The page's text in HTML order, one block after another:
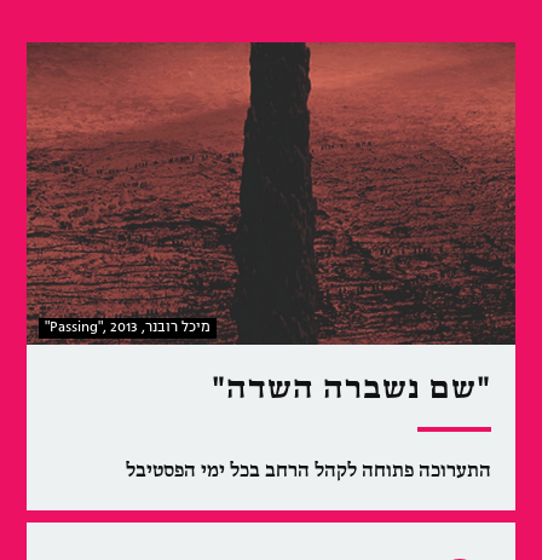
"Passing", מיכל רובנר, 2013
"שם נשברה השדה"
התערוכה פתוחה לקהל הרחב בכל ימי הפסטיבל